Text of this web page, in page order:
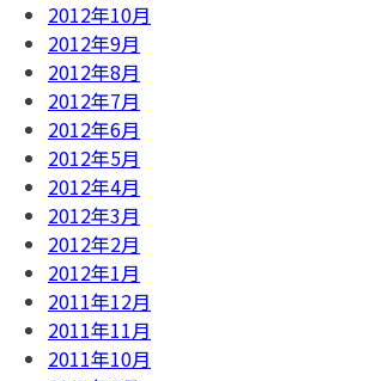
2012年10月
2012年9月
2012年8月
2012年7月
2012年6月
2012年5月
2012年4月
2012年3月
2012年2月
2012年1月
2011年12月
2011年11月
2011年10月